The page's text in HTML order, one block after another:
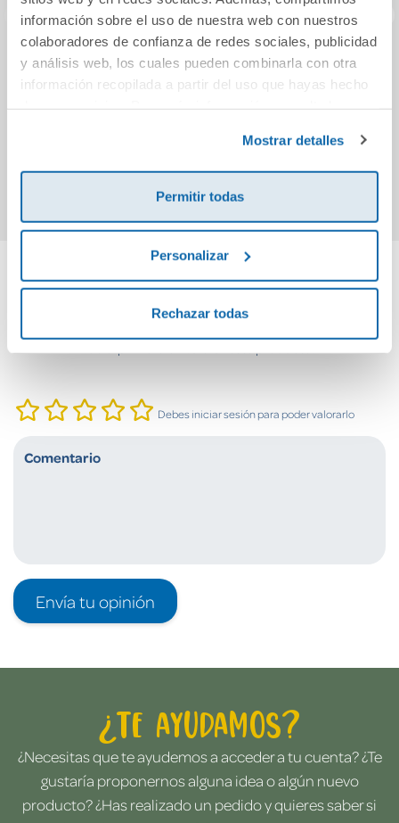
información sobre el uso de nuestra web con nuestros
colaboradores de confianza de redes sociales, publicidad
y análisis web, los cuales pueden combinarla con otra
información recopilada a partir del uso que hayas hecho
Mostrar detalles
Permitir todas
Personalizar
Rechazar todas
Los secretos de las
nereidas (Los
secretos de la
Comprar
Las hijas de la
criada
13,95€
Comprar
Cuéntanos tu opinión
Debes iniciar sesión para poder valorarlo
Envía tu opinión
¿Te ayudamos?
¿Necesitas que te ayudemos a acceder a tu cuenta? ¿Te
gustaría proponernos alguna idea o algún nuevo
producto? ¿Has realizado un pedido y quieres saber si